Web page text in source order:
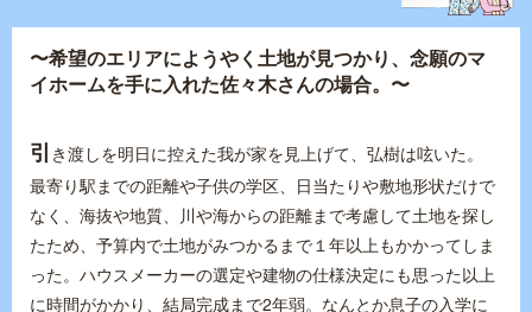
〜希望のエリアにようやく土地が見つかり、念願のマ
イホームを手に入れた佐々木さんの場合。〜
引 き渡しを明日に控えた我が家を見上げて、弘樹は呟いた。
最寄り駅までの距離や子供の学区、日当たりや敷地形状だけで
なく、海抜や地質、川や海からの距離まで考慮して土地を探し
たため、予算内で土地がみつかるまで１年以上もかかってしま
った。ハウスメーカーの選定や建物の仕様決定にも思った以上
に時間がかかり、結局完成まで2年弱。なんとか息子の入学に